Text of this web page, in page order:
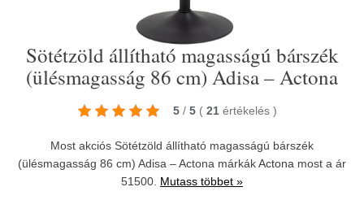
Sötétzöld állítható magasságú bárszék
(ülésmagasság 86 cm) Adisa – Actona
5 / 5 ( 21 értékelés )
Most akciós Sötétzöld állítható magasságú bárszék
(ülésmagasság 86 cm) Adisa – Actona márkákActona most a ár
51500. Mutass többet »